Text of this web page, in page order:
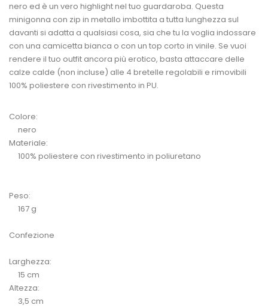
nero ed è un vero highlight nel tuo guardaroba. Questa
minigonna con zip in metallo imbottita a tutta lunghezza sul
davanti si adatta a qualsiasi cosa, sia che tu la voglia indossare
con una camicetta bianca o con un top corto in vinile. Se vuoi
rendere il tuo outfit ancora più erotico, basta attaccare delle
calze calde (non incluse) alle 4 bretelle regolabili e rimovibili
100% poliestere con rivestimento in PU.
Colore:
nero
Materiale:
100% poliestere con rivestimento in poliuretano
Peso:
167 g
Confezione
Larghezza:
15 cm
Altezza:
3,5 cm